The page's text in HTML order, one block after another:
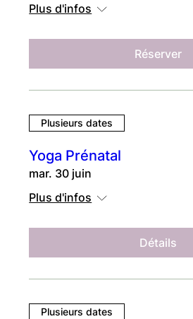
Plus d'infos
Réserver
Plusieurs dates
Yoga Prénatal
mar. 30 juin
Plus d'infos
Détails
Plusieurs dates